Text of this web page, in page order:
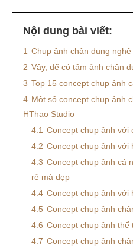
Nội dung bài viết:
1 Chụp ảnh chân dung
2 Vậy, để có tấm ảnh chân
3 Top 15 concept chụp ảnh
4 Một số concept chụp ảnh
HThao Studio
4.1 Concept chụp ảnh với
4.2 Concept chụp ảnh với
4.3 Concept chụp ảnh cá
rẻ mà đẹp
4.4 Concept chụp ảnh với
4.5 Concept chụp ảnh
4.6 Concept chụp ảnh thể
4.7 Concept chụp ảnh